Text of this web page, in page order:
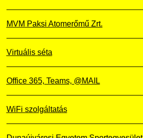
MVM Paksi Atomerőmű Zrt.
Virtuális séta
Office 365, Teams, @MAIL
WiFi szolgáltatás